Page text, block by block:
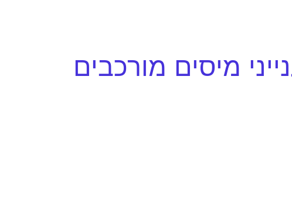
מיסים מורכבים